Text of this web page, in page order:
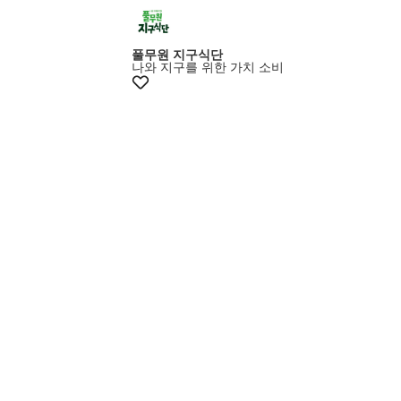
풀무원 지구식단
나와 지구를 위한 가치 소비